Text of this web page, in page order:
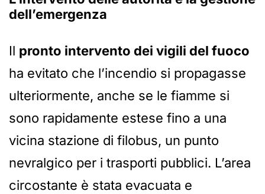
dell’emergenza
Il pronto intervento dei vigili del fuoco
ha evitato che l’incendio si propagasse
ulteriormente, anche se le fiamme si
sono rapidamente estese fino a una
vicina stazione di filobus, un punto
nevralgico per i trasporti pubblici. L’area
circostante è stata evacuata e